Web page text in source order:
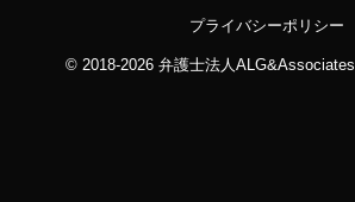
プライバシーポリシー
© 2018-2026 弁護士法人ALG&Associates